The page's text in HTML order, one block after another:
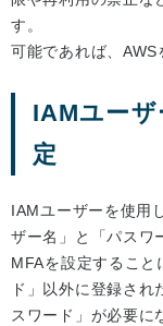
す。
可能であれば、AWS
IAMユーザ
定
IAMユーザーを使用
ザー名」と「パスワ
MFAを設定すること
ド」以外に登録さ
スワード」が必要に